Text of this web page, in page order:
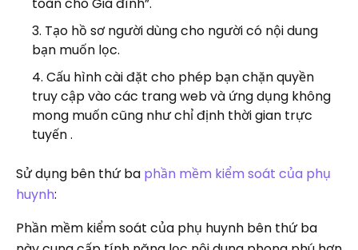
Tạo hồ sơ người dùng cho người có nội dung
bạn muốn lọc.
Cấu hình cài đặt cho phép bạn chặn quyền
truy cập vào các trang web và ứng dụng không
mong muốn cũng như chỉ định thời gian trực
tuyến .
Sử dụng bên thứ ba phần mềm kiểm soát của phụ
huynh:
Phần mềm kiểm soát của phụ huynh bên thứ ba